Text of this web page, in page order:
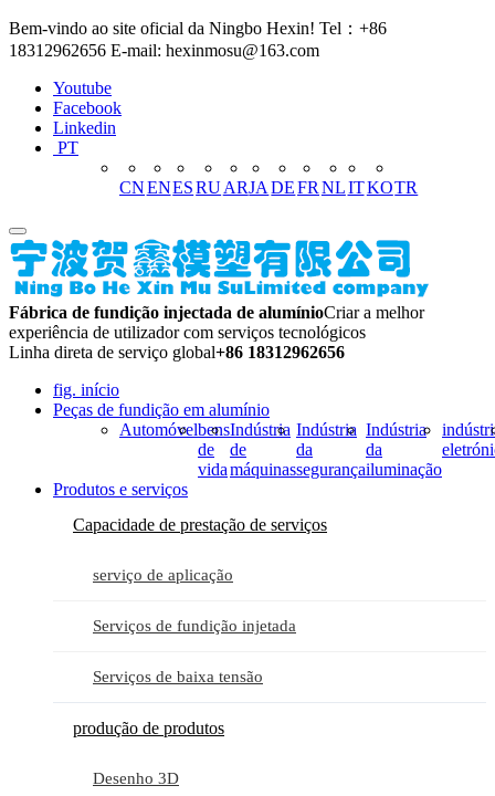
Bem-vindo ao site oficial da Ningbo Hexin! Tel：+86
18312962656 E-mail: hexinmosu@163.com
Youtube
Facebook
Linkedin
PT
CNENESRUARJA DEFR NLITKOTR
Fábrica de fundição injectada de alumínioCriar a melhor
experiência de utilizador com serviços tecnológicos
Linha direta de serviço global+86 18312962656
fig. início
Peças de fundição em alumínio
Automóvelbens
de
vida
Indústria
de
máquinas
Indústria
da
segurança
Indústria
da
iluminação
Produtos e serviços
Capacidade de prestação de serviços
serviço de aplicação
Serviços de fundição injetada
Serviços de baixa tensão
produção de produtos
Desenho 3D